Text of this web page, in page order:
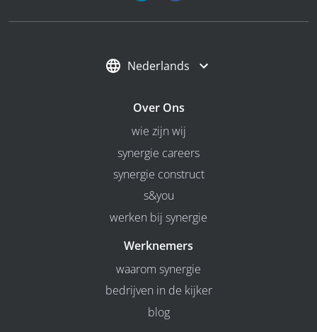
Nederlands
Over Ons
wie zijn wij
synergie careers
synergie construct
s&you
werken bij synergie
Werknemers
waarom synergie
bedrijven in de kijker
blog